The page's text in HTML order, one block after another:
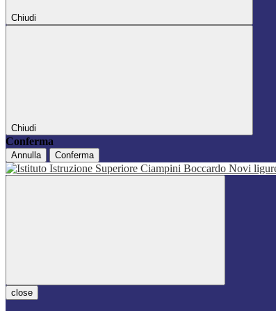
Chiudi
Chiudi
Conferma
Annulla Conferma
close